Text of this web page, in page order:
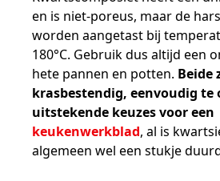
en is niet-poreus, maar de
worden aangetast bij
180°C. Gebruik dus altijd een
hete pannen en potten. Beide
krasbestendig, eenvoudig te
uitstekende keuzes voor een
keukenwerkblad, al is
algemeen wel een stukje